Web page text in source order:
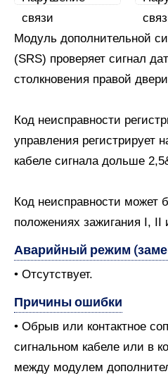
Модуль дополнительной
(SRS) проверяет сигнал
столкновения правой
Код неисправности
управления регистрирует
кабеле сигнала дольше
Код неисправности может
положениях зажигания I, II
Аварийный режим
• Отсутствует.
Причины ошибки
• Обрыв или контактное
сигнальном кабеле или в
между модулем